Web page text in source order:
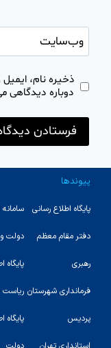
وب‌سایت
ذخیره نام،
دوباره دیدگاهی
پیوندها
پایگاه اطلاع رسانی
دفتر مقام معظم
رهبری
فرمانداری شهرستان
پردیس
سامانه
دولت
پایگاه
پایگاه